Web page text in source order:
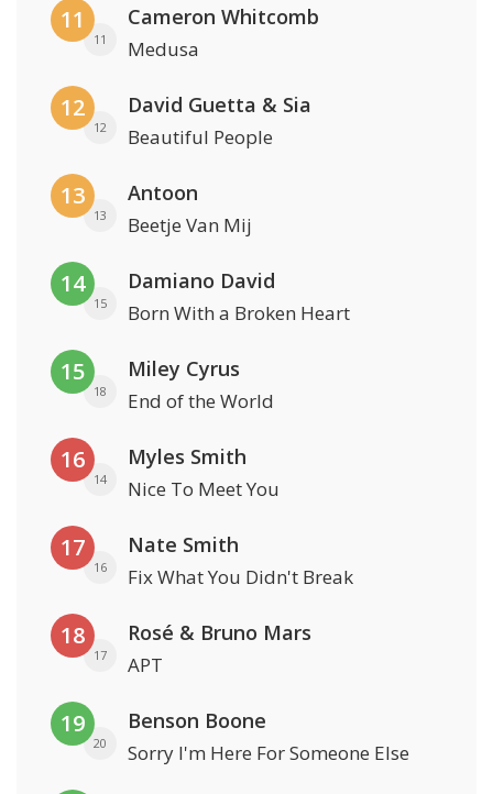
11
11
Cameron Whitcomb
Medusa
12
12
David Guetta & Sia
Beautiful People
13
13
Antoon
Beetje Van Mij
14
15
Damiano David
Born With a Broken Heart
15
18
Miley Cyrus
End of the World
16
14
Myles Smith
Nice To Meet You
17
16
Nate Smith
Fix What You Didn't Break
18
17
Rosé & Bruno Mars
APT
19
20
Benson Boone
Sorry I'm Here For Someone Else